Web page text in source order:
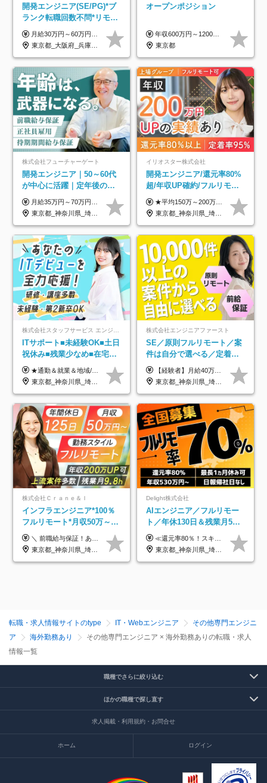
開発エンジニア(SE/PG)*ブ
ランク転職回数不問*リモー
ト案件多数*残業ほぼ0*通院
のための半休制度あり
月給30万円～60万円+住宅手当+職能手当+役職手当+決算賞与+報奨金 ※経験・能力を考慮し、優遇します ※給与には20時間分のみなし時間外手当(3万7000円以上)を含みます(超過時間分は別途追加支給) ※試用期間3～6ヵ月あり(その間の給与、待遇に差異なし) ※場合によって契約社員での採用の可能性あり(面接時に応相談)
東京都_大阪府_兵庫県_京都府_福岡県
オープンポジション
年収600万円～1200万円 ※上記年収は、想定年収です。住居費補助、子手当などの各種手当を含む金額です。 ※経験・能力等を考慮の上、当社規定により決定します。
東京都
株式会社フューチャーゲート
開発エンジニア｜50～60代
が中心に活躍｜定年後の給
与減ナシ｜年収50万円アッ
プ実績／昇給率92％（直近3
年）
月給35万円～70万円（固定残業代30時間分63,869円～を含む）+賞与年1回 ※30時間を超える分は別途支給します ●これまでのご経験・スキル・前職給与をできる限り考慮します ●待機期間も給与を100％支給します ●試用期間中も給与や福利厚生は同じです ≪年収を維持しながら長く働けます！≫ 一般的な企業では55歳や60歳を機に年収が下がりますが、 当社は役職などではなく「スキルや経験」で評価。 エンジニアとして長く働きながら あなたにふさわしい年収を維持できます！
東京都_神奈川県_埼玉県_千葉県
イリオスター株式会社
開発エンジニア/還元率80%
超/年収UP確約/フルリモ
OK/年休130日/平均残業7h/
約2万件の案件から選択
★平均150万～200万円年収UPを実現！ ★前職給与を100％保証！ ★案件内容の開示・明確な評価体制あり ⇒クライアント評価で即昇給を実現したケースも◎ ★年12回（毎月昇給チャンスあり） ■月給35万円～103万円 ※経験・能力・前職給与を考慮し、決定 ※上記給与には月30時間分(6万6500円以上)の固定残業代が含まれます。超過分は手当として別途支給します ※試用期間3ヶ月あり(期間中の給与・待遇面に差異はありません) ▼収入アップの実例をご紹介 ───────────── ★働き方改革をした30代男性（PG） 子どもが生まれたばかりなのに、忙しい現場で残業も月50～60時間が当たり前。 ⇒残業ほぼゼロ＆週3リモートの働き方に！しかも給与もアップ！ ★収入アップした30代男性（PM） 子供が3人いて家計も苦しく、残業代で稼ぐ日々… ⇒残業をたくさんしていた年収額より、100万円以上アップしました！
東京都_神奈川県_埼玉県_千葉県_大阪府_愛知県_北海道_青森県_岩手県_宮城県_秋田県_山形県_福島県_茨城県_栃木県_群馬県_新潟県_山梨県_長野県_富山県_石川県_福井県_静岡県_岐阜県_三重県_兵庫県_京都府_滋賀県_奈良県_和歌山県_広島県_岡山県_鳥取県_島根県_山口県_徳島県_香川県_愛媛県_高知県_福岡県_熊本県_佐賀県_長崎県_大分県_宮崎県_鹿児島県_沖縄県
ITサポート■未経験OK■土日
祝休み■残業少なめ■在宅実
績あり■約900種類のスキル
アップ講座あり■全国募集
★通勤＆就業＆地域/住宅＆役職手当あり ★残業代は全額支給 ★選べる給与制度あり！ ■東京・神奈川・千葉・埼玉勤務の場合 月給24.5万円～55万円＋諸手当 （残業代は全額支給） (20,000円の地域/住宅手当込み) ■愛知・京都・大阪・兵庫勤務の場合 月給24万円以上＋諸手当 （残業代は全額支給） (15,000円の地域/住宅手当込み) ■茨城・栃木・群馬・静岡・三重・滋賀・広島・福岡勤務の場合 月給23.5万円以上＋諸手当 （残業代は全額支給） (10,000円の地域/住宅手当込み) ■北海道・宮城・山梨・長野・岐阜・奈良・和歌山・岡山勤務の場合 月給23万円以上＋諸手当 （残業代は全額支給） (5,000円の地域/住宅手当込み) ■その他のエリア勤務の場合 月給22.5万円以上＋諸手当 （残業代は全額支給） ※経験や能力を考慮し、当社規定により優遇します 【昇給：年一回実施】 【選べる給与制度】 ★収入を重視する方に… 「変動型人事制度」の選択も可能（派遣先からの評価に応じて収入アップ！） ※年2回のタイミングで希望者と面談の上決定します。
東京都_神奈川県_埼玉県_千葉県_大阪府_愛知県_北海道_岩手県_宮城県_山形県_福島県_茨城県_栃木県_群馬県_山梨県_長野県_富山県_石川県_静岡県_岐阜県_三重県_兵庫県_京都府_滋賀県_奈良県_広島県_岡山県_山口県_愛媛県_福岡県_熊本県_長崎県
株式会社エンジニアファースト
SE／原則フルリモート／案
件は自分で選べる／定着率
93%／20～30代活躍中！
【経験者】月給40万円～120万円(固定残業代含む)+各種手当 ★前職給与の総収入額を100％保証｜還元率84％〜100％ ★20代の平均年収570万円 ※月給には、みなし残業手当(月30時間／5万8000円以上)を含みます 超過分は別途追加支給 ※固定残業代は、時間外労働の有無に関わらず30時間分を、月5万8000円~15万7000円支給 ※上記を超える時間外労働分は追加で支給 【未経験者】月給21万円以上＋各種手当 固定残業なし(残業代発生分全額支給) ※6ヶ月の試用期間あり（※条件に変動なし） ▼単価連動性×還元率は84％～100％で収入の大幅UPが可能！ ・案件単価が月50万円の場合：年収417万円 ・案件単価が月70万円の場合：年収584万円 ・案件単価が月100万円の場合：年収834万円 ＜モデル年収＞ ▼400万円～500万円(入社初年度) ▼542万円～626万円(入社2年) ▼667万円～700万円(入社3年） ▼709万円～801万円(入社5年）
東京都_神奈川県_埼玉県_千葉県_大阪府_愛知県_北海道_青森県_岩手県_宮城県_秋田県_山形県_福島県_茨城県_栃木県_群馬県_新潟県_山梨県_長野県_富山県_石川県_福井県_静岡県_岐阜県_三重県_兵庫県_京都府_滋賀県_奈良県_和歌山県_広島県_岡山県_鳥取県_島根県_山口県_徳島県_香川県_愛媛県_高知県_福岡県_熊本県_佐賀県_長崎県_大分県_宮崎県_鹿児島県_沖縄県
株式会社Ｃｒａｎｅ＆Ｉ
インフラエンジニア*100％
フルリモート*月収50万～*
クラウド×上流工程*前職給
与保証*残業月9.8h
＼ 前職給与保証！あなたのこれまでの経験を正当評価 ／ ★月収50万円～スタート！【年俸600万～1,162万8,000円（12分割）】 ――「頑張りが給与に直結しない…」そんな不満とは無縁の環境です。 実際、入社後に「年収150万～200万円UP」を実現した先輩エンジニアが多数活躍中！ 【 収入をさらに押し上げる充実のプラスα 】 スキルを磨くほど得をする「資格手当」 ⇒ 1資格につき毎月3,000円～30,000円を継続支給！ 成果を見逃さない「功績手当」 ⇒ 社員の頑張りに応じて最大10万円をダイレクトに支給！ スピード昇給・高年収も可能 ⇒ 1回の昇給で年収数十万UPのチャンスあり。ゆくゆくは年収1000万以上のハイクラスも目指せます。 ※経験・スキルを考慮の上決定します ※上記金額には固定残業代（月30h分・95,000円～184,000円）を含みます ※超過分は別途全額支給します ※試用期間2ヶ月間あり（その他待遇に差異はありません）
東京都_神奈川県_埼玉県_千葉県_大阪府_愛知県_北海道_青森県_岩手県_宮城県_秋田県_山形県_福島県_茨城県_栃木県_群馬県_新潟県_山梨県_長野県_富山県_石川県_福井県_静岡県_岐阜県_三重県_兵庫県_京都府_滋賀県_奈良県_和歌山県_広島県_岡山県_鳥取県_島根県_山口県_徳島県_香川県_愛媛県_高知県_福岡県_熊本県_佐賀県_長崎県_大分県_宮崎県_鹿児島県_沖縄県
Delight株式会社
AIエンジニア／フルリモー
ト／年休130日＆残業月5h
以下／1カ月連休可／案件選
択制／還元率80%
≪還元率80％！スキルや経験をしっかり収入に反映します≫ 年俸530万円以上＋業績賞与 ※スキル・経験を考慮の上、優遇いたします ※上記年俸を12分割し、月1回支給します ※上記年俸には固定残業代月20時間分(月6万9000円以上)が含まれます。残業はほとんど発生しませんが、超過した場合は追加支給します ★AIを使った自社への貢献も、貢献度に応じて給与に反映する制度があります
東京都_神奈川県_埼玉県_千葉県_大阪府_愛知県_北海道_青森県_岩手県_宮城県_秋田県_山形県_福島県_茨城県_栃木県_群馬県_新潟県_山梨県_長野県_富山県_石川県_福井県_静岡県_岐阜県_三重県_兵庫県_京都府_滋賀県_奈良県_和歌山県_広島県_岡山県_鳥取県_島根県_山口県_徳島県_香川県_愛媛県_高知県_福岡県_熊本県_佐賀県_長崎県_大分県_宮崎県_鹿児島県_沖縄県
転職・求人情報サイトのtype IT・Webエンジニア
その他専門エンジニ
ア
海外勤務あり
その他専門エンジニア × 海外勤務ありの転職・求人
情報一覧
職種でさらに絞り込む
ほかの職種で探し直す
求人掲載・利用規約・お問合せ
ホーム ログイン